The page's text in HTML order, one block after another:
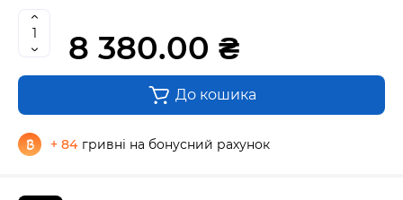
8 380.00 ₴
До кошика
+ 84 гривні на бонусний рахунок